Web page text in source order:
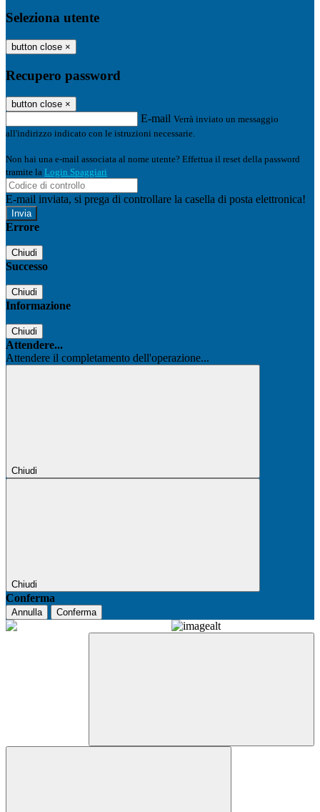
Seleziona utente
button close ×
Recupero password
button close ×
E-mail Verrà inviato un messaggio
all'indirizzo indicato con le istruzioni necessarie.
Non hai una e-mail associata al nome utente? Effettua il reset della password
tramite la Login Spaggiari
E-mail inviata, si prega di controllare la casella di posta elettronica!
Errore
Chiudi
Successo
Chiudi
Informazione
Chiudi
Attendere...
Attendere il completamento dell'operazione...
Chiudi
Chiudi
Conferma
Annulla Conferma